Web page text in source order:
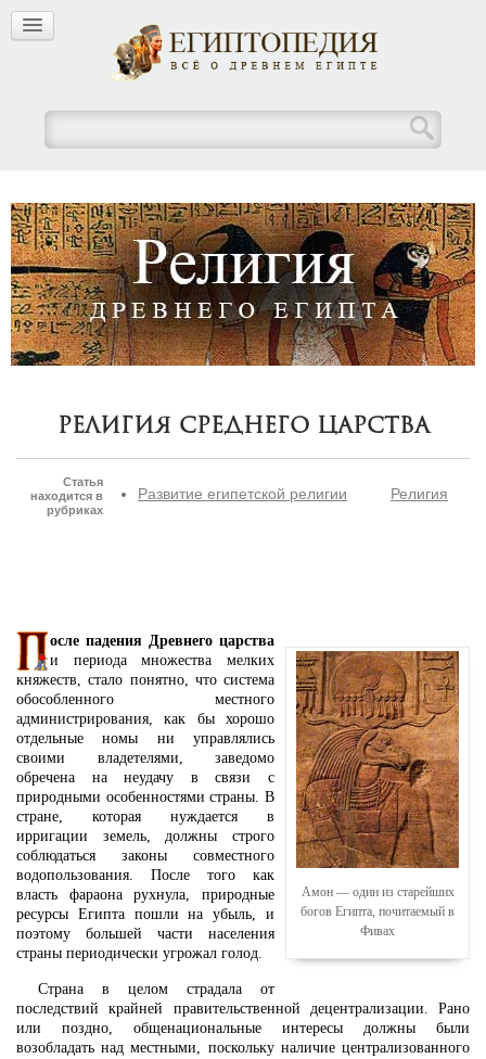
Религия Среднего Царства
Статья
находится в
рубриках
Религия
Развитие египетской религии
Амон — один из старейших
богов Египта, почитаемый в
Фивах
осле падения Древнего царства
и периода множества мелких
княжеств, стало понятно, что система
обособленного местного
администрирования, как бы хорошо
отдельные номы ни управлялись
своими владетелями, заведомо
обречена на неудачу в связи с
природными особенностями страны. В
стране, которая нуждается в
ирригации земель, должны строго
соблюдаться законы совместного
водопользования. После того как
власть фараона рухнула, природные
ресурсы Египта пошли на убыль, и
поэтому большей части населения
страны периодически угрожал голод.
Страна в целом страдала от
последствий крайней правительственной децентрализации. Рано
или поздно, общенациональные интересы должны были
возобладать над местными, поскольку наличие централизованного